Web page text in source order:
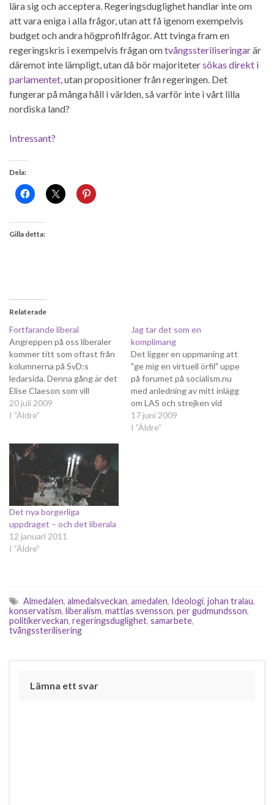
lära sig och acceptera. Regeringsduglighet handlar inte om
att vara eniga i alla frågor, utan att få igenom exempelvis
budget och andra högprofilfrågor. Att tvinga fram en
regeringskris i exempelvis frågan omtvångssteriliseringarär
däremot inte lämpligt, utan då bör majoritetersökas direkt i
parlamentet, utan propositioner från regeringen. Det
fungerar på många håll i världen, så varför inte i vårt lilla
nordiska land?
Intressant?
Dela:
Gilla detta:
Relaterade
Fortfarande liberal
Angreppen på oss liberaler
kommer titt som oftast från
kolumnerna på SvD:s
ledarsida. Denna gång är det
Elise Claeson som vill
förminska liberalismen och
försöka associera den med
liberalismen. Kolumnen går
mestadels ut på att
värdekonservatismen är…
20 juli 2009
I ”Äldre”
Jag tar det som en
komplimang
Det ligger en uppmaning att
"ge mig en virtuell örfil" uppe
på forumet på socialism.nu
med anledning av mitt inlägg
om LAS och strejken vid
Lagena. Jag kan inte undgå
att tycka att det mest
17 juni 2009
I ”Äldre”
Det nya borgerliga
uppdraget – och det liberala
12 januari 2011
I ”Äldre”
Almedalen, almedalsveckan, amedalen, Ideologi, johan tralau,
konservatism, liberalism, mattias svensson, per gudmundsson,
politikerveckan, regeringsduglighet, samarbete,
tvångssterilisering
Lämna ett svar